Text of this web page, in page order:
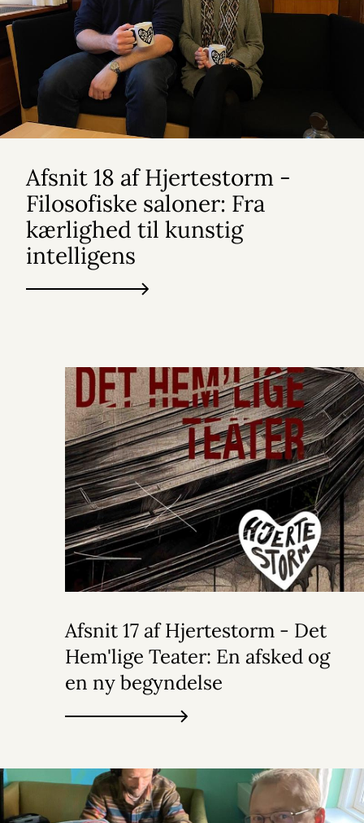
Afsnit 18 af Hjertestorm -
Filosofiske saloner: Fra
kærlighed til kunstig
intelligens
Afsnit 17 af Hjertestorm - Det
Hem'lige Teater: En afsked og
en ny begyndelse